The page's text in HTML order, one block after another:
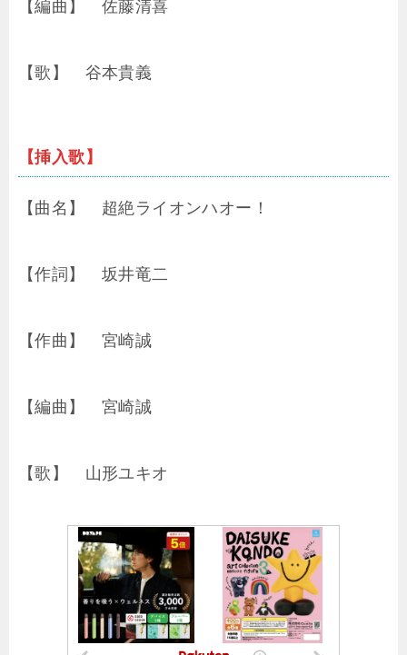
【編曲】 佐藤清喜
【歌】 谷本貴義
【挿入歌】
【曲名】 超絶ライオンハオー！
【作詞】 坂井竜二
【作曲】 宮崎誠
【編曲】 宮崎誠
【歌】 山形ユキオ